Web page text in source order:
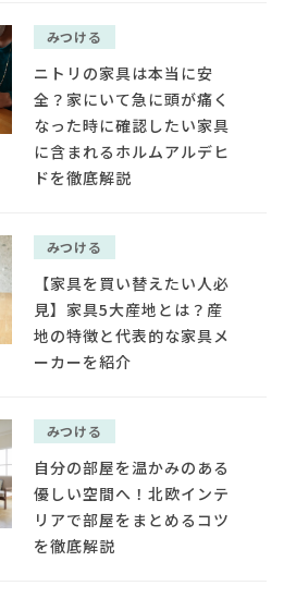
みつける
ニトリの家具は本当に安
全？家にいて急に頭が痛く
なった時に確認したい家具
に含まれるホルムアルデヒ
ドを徹底解説
みつける
【家具を買い替えたい人必
見】家具5大産地とは？産
地の特徴と代表的な家具メ
ーカーを紹介
みつける
自分の部屋を温かみのある
優しい空間へ！北欧インテ
リアで部屋をまとめるコツ
を徹底解説